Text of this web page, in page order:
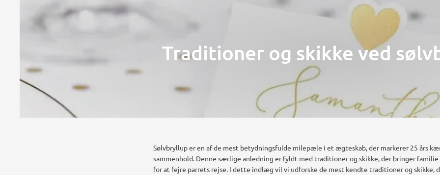
Traditioner og skikke ved
Sølvbryllup er en af de mest betydningsfulde milepæle i et ægteskab, der markerer 25 års
sammenhold. Denne særlige anledning er fyldt med traditioner og skikke, der bringer familie
for at fejre parrets rejse. I dette indlæg vil vi udforske de mest kendte traditioner og skikke,